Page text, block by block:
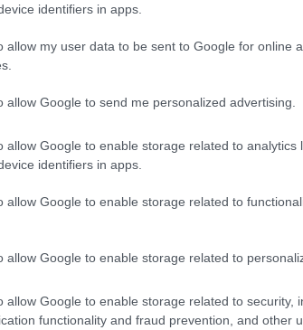
identifiers in apps.
allow my user data to be sent to Google for online
allow Google to send me personalized advertising.
allow Google to enable storage related to analytics
identifiers in apps.
allow Google to enable storage related to
allow Google to enable storage related to
allow Google to enable storage related to security,
functionality and fraud prevention, and other
ha elárulom, a cikkeim az RTL
ki némi hatást. Csakhogy
pár kivétellel – rendre a teljes
ezúttal (és azóta sem) sem